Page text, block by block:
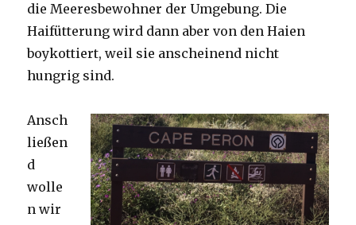
die Meeresbewohner der Umgebung. Die
Haifütterung wird dann aber von den Haien
boykottiert, weil sie anscheinend nicht
hungrig sind.
Ansch
ließen
d
wolle
n wir